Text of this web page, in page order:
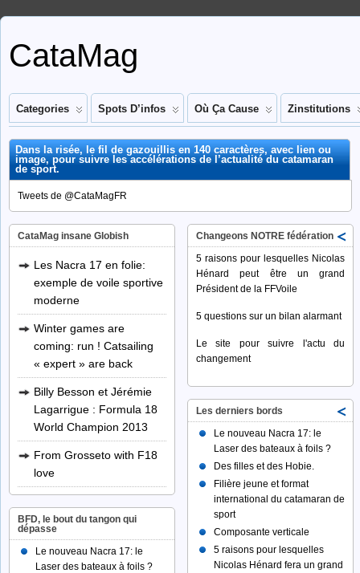
CataMag
Categories Spots D’infos Où Ça Cause Zinstitutions
Dans la risée, le fil de gazouillis en 140 caractères, avec lien ou
image, pour suivre les accélérations de l’actualité du catamaran
de sport.
Tweets de @CataMagFR
CataMag insane Globish
Les Nacra 17 en folie:
exemple de voile sportive
moderne
Winter games are
coming: run ! Catsailing
« expert » are back
Billy Besson et Jérémie
Lagarrigue : Formula 18
World Champion 2013
From Grosseto with F18
love
BFD, le bout du tangon qui
dépasse
Le nouveau Nacra 17: le
Laser des bateaux à foils ?
Changeons NOTRE fédération
5 raisons pour lesquelles Nicolas
Hénard peut être un grand
Président de la FFVoile
5 questions sur un bilan alarmant
Le site pour suivre l'actu du
changement
Les derniers bords
Le nouveau Nacra 17: le
Laser des bateaux à foils ?
Des filles et des Hobie.
Filière jeune et format
international du catamaran de
sport
Composante verticale
5 raisons pour lesquelles
Nicolas Hénard fera un grand